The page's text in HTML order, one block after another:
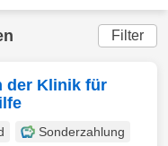
Filter
der Klinik für
Sonderzahlung